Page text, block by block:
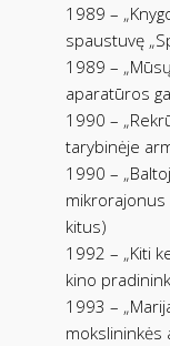
1989 –
spaustuvę
1989 –
aparatūros
1990 –
tarybinėje
1990 –
mikrorajonus
kitus)
1992 – „Kiti
kino
1993 –
mokslininkės